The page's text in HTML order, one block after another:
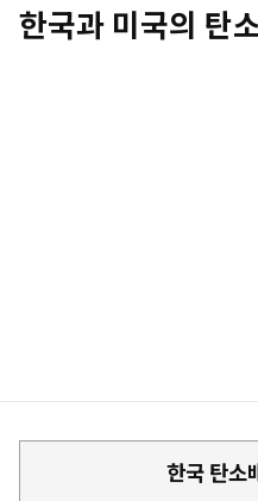
한국과 미국의 탄
한국 탄소